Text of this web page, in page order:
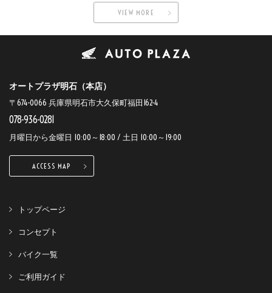
VIEW MORE
オートプラザ明石（本店）
〒674-0066 兵庫県明石市大久保町福田162-4
078-936-0281
月曜日から金曜日 10:00～18:00 / 土日 10:00～19:00
ACCESS MAP
トップページ
コンセプト
バイク一覧
ご利用ガイド